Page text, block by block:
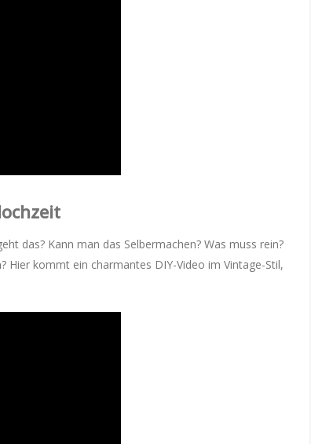
das? Kann man das Selbermachen? Was muss rein?
Hier kommt ein charmantes DIY-Video im Vintage-Stil,